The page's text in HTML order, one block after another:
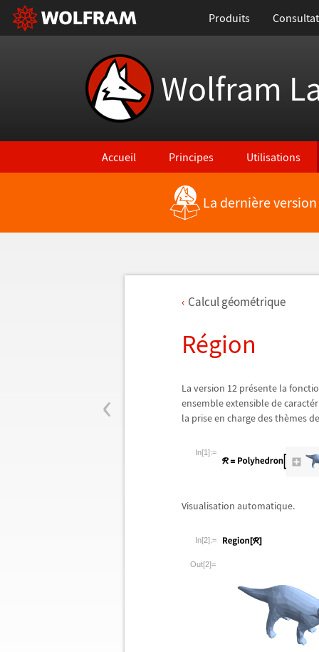
Produits
Wolfram
Accueil Principes Utilisations
La dernière
‹
Calcul géométrique
Région
La version 12 présente la
ensemble extensible de caracté
la prise en charge des thèmes
In[1]:=
Visualisation automatique.
In[2]:=
Out[2]=